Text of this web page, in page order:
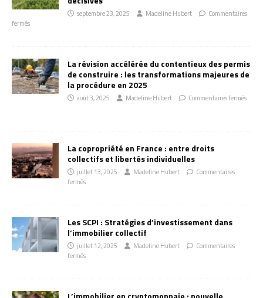
septembre 23, 2025 Madeline Hubert
Commentaires
fermés
La révision accélérée du contentieux des permis
de construire : les transformations majeures de
la procédure en 2025
août 3, 2025 Madeline Hubert Commentaires fermés
La copropriété en France : entre droits
collectifs et libertés individuelles
juillet 13, 2025 Madeline Hubert
Commentaires
fermés
Les SCPI : Stratégies d’investissement dans
l’immobilier collectif
juillet 12, 2025 Madeline Hubert
Commentaires
fermés